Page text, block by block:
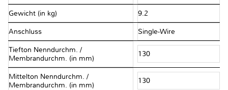
Gewicht (in kg) 9.2
Anschluss Single-Wire
Tiefton Nenndurchm. /
Membrandurchm. (in mm)
130
Mittelton Nenndurchm. /
Membrandurchm. (in mm)
130